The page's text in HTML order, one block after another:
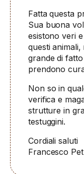
Fatta questa
Sua buona
esistono veri
questi
grande di
prendono
Non so in
verifica e
strutture in
testuggini.
Cordiali saluti
Francesco